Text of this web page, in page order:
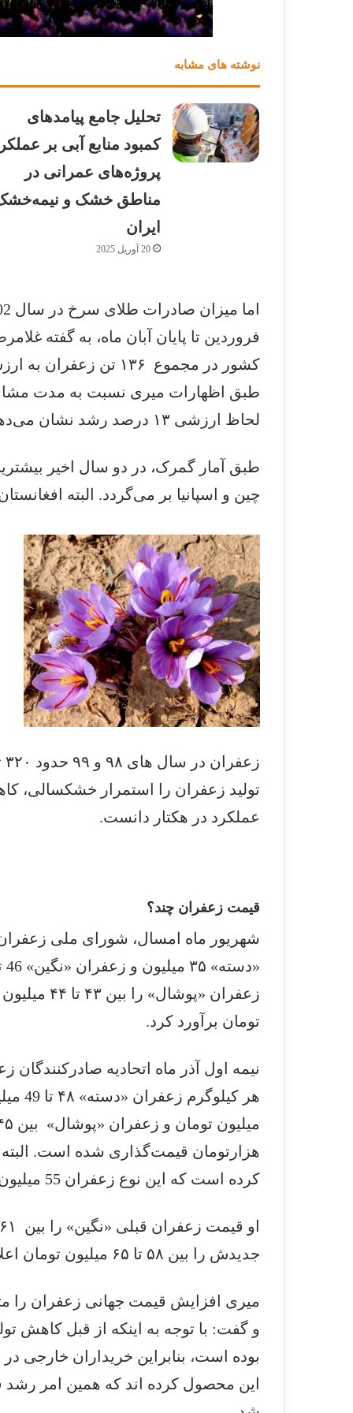
نوشته های مشابه
تحلیل جامع پیامدهای
کمبود منابع آبی بر
پروژه‌های عمرانی در
مناطق خشک و
ایران
20 آوریل 2025
فروردین تا پایان آبان ماه، به گفته
لحاظ ارزشی ۱۳ درصد رشد نشان می‌دهد.
طبق آمار گمرک، در دو سال اخیر
چین و اسپانیا بر می‌گردد. البته
تولید زعفران را استمرار خشکسالی،
عملکرد در هکتار دانست.
قیمت زعفران چند؟
شهریور ماه امسال، شورای ملی
تومان برآورد کرد.
نیمه اول آذر ماه اتحادیه
هزارتومان قیمت‌گذاری شده است. البته
کرده است که این نوع زعفران 55 میلیون تومان است.
جدیدش را بین ۵۸ تا ۶۵ میلیون تومان اعلام کرد.
میری افزایش قیمت جهانی زعفران را
و گفت: با توجه به اینکه از قبل کاهش
بوده است، بنابراین خریداران خارجی
این محصول کرده اند که همین امر رشد